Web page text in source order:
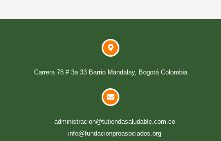
Carrera 78 # 3a 33 Barrio Mandalay, Bogotá Colombia
administracion@tutiendasaludable.com.co
info@fundacionproasociados.org